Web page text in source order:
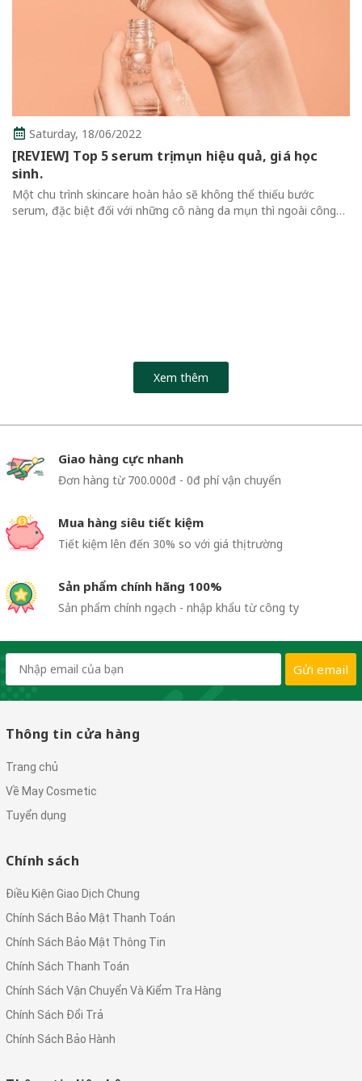
quả, giá học
thể thiếu bước
da mụn thì ngoài công
Review Top 7 Mascara
Không Thể Bỏ Qua
Xem thêm
Giao hàng cực nhanh
Đơn hàng từ 700.000đ - 0đ phí vận chuyển
Mua hàng siêu tiết kiệm
Tiết kiệm lên đến 30% so với giá thị trường
Sản phẩm chính hãng 100%
Sản phẩm chính ngạch - nhập khẩu từ công ty
Gửi email
Thông tin cửa hàng
Trang chủ
Về May Cosmetic
Tuyển dụng
Chính sách
Điều Kiện Giao Dịch Chung
Chính Sách Bảo Mật Thanh Toán
Chính Sách Bảo Mật Thông Tin
Chính Sách Thanh Toán
Chính Sách Vận Chuyển Và Kiểm Tra Hàng
Chính Sách Đổi Trả
Chính Sách Bảo Hành